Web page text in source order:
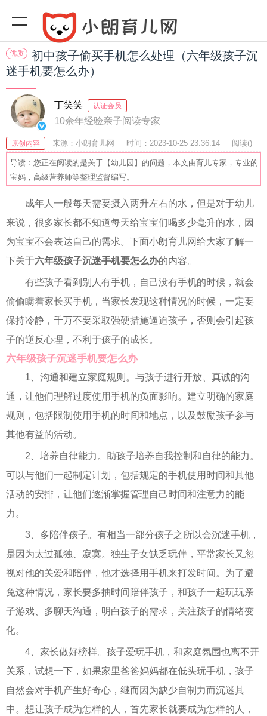
优质
初中孩子偷买手机怎么处理（六年级孩子沉
迷手机要怎么办）
丁笑笑 认证会员
10余年经验亲子阅读专家
原创内容 来源：小朗育儿网 时间：2023-10-25 23:36:14 阅读()
收藏：28 分享：65 爆
导读：您正在阅读的是关于【幼儿园】的问题，本文由育儿专家，专业的
宝妈，高级营养师等整理监督编写。
成年人一般每天需要摄入两升左右的水，但是对于幼儿
来说，很多家长都不知道每天给宝宝们喝多少毫升的水，因
为宝宝不会表达自己的需求。下面小朗育儿网给大家了解一
下关于六年级孩子沉迷手机要怎么办的内容。
有些孩子看到别人有手机，自己没有手机的时候，就会
偷偷瞒着家长买手机，当家长发现这种情况的时候，一定要
保持冷静，千万不要采取强硬措施逼迫孩子，否则会引起孩
子的逆反心理，不利于孩子的成长。
六年级孩子沉迷手机要怎么办
1、沟通和建立家庭规则。与孩子进行开放、真诚的沟
通，让他们理解过度使用手机的负面影响。建立明确的家庭
规则，包括限制使用手机的时间和地点，以及鼓励孩子参与
其他有益的活动。
2、培养自律能力。助孩子培养自我控制和自律的能力。
可以与他们一起制定计划，包括规定的手机使用时间和其他
活动的安排，让他们逐渐掌握管理自己时间和注意力的能
力。
3、多陪伴孩子。有相当一部分孩子之所以会沉迷手机，
是因为太过孤独、寂寞。独生子女缺乏玩伴，平常家长又忽
视对他的关爱和陪伴，他才选择用手机来打发时间。为了避
免这种情况，家长要多抽时间陪伴孩子，和孩子一起玩玩亲
子游戏、多聊天沟通，明白孩子的需求，关注孩子的情绪变
化。
4、家长做好榜样。孩子爱玩手机，和家庭氛围也离不开
关系，试想一下，如果家里爸爸妈妈都在低头玩手机，孩子
自然会对手机产生好奇心，继而因为缺少自制力而沉迷其
中。想让孩子成为怎样的人，首先家长就要成为怎样的人，